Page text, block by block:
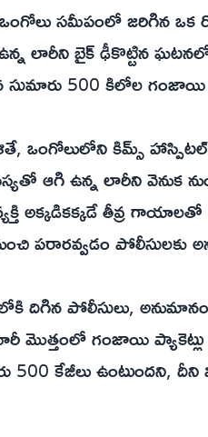
సమీపంలో జరిగిన ఒక
లారీని బైక్ ఢీకొట్టిన
500 కిలోల
ఒంగోలులోని కిమ్స్
ఆగి ఉన్న లారీని వెనుక
వ్యక్తి అక్కడికక్కడే తీవ్ర
పరారవ్వడం పోలీసులకు
దిగిన పోలీసులు,
మొత్తంలో గంజాయి ప్యాకెట్లు
500 కేజీలు ఉంటుందని,